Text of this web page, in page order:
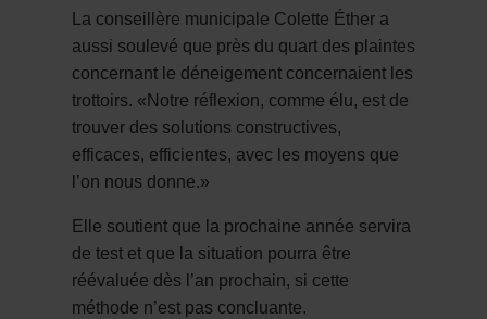
La conseillère municipale Colette Éther a
aussi soulevé que près du quart des plaintes
concernant le déneigement concernaient les
trottoirs. «Notre réflexion, comme élu, est de
trouver des solutions constructives,
efficaces, efficientes, avec les moyens que
l’on nous donne.»
Elle soutient que la prochaine année servira
de test et que la situation pourra être
réévaluée dès l’an prochain, si cette
méthode n’est pas concluante.